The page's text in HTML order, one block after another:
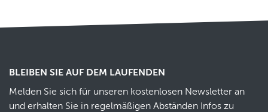
BLEIBEN SIE AUF DEM LAUFENDEN
Melden Sie sich für unseren kostenlosen Newsletter an
und erhalten Sie in regelmäßigen Abständen Infos zu